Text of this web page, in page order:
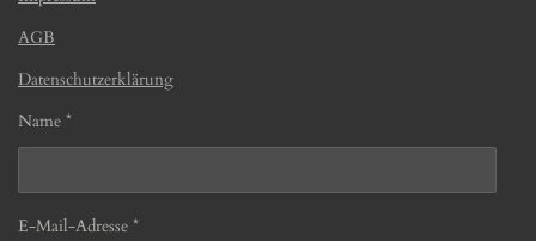
AGB
Datenschutzerklärung
Name *
E-Mail-Adresse *